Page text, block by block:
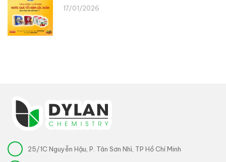
17/01/2026
25/1C Nguyễn Hậu, P. Tân Sơn Nhì, TP Hồ Chí Minh